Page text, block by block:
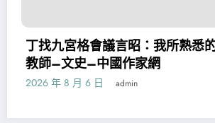
宮格會議言昭：我所熟悉的鐘敬文
文史–中國作家網
8 月 6 日 admin